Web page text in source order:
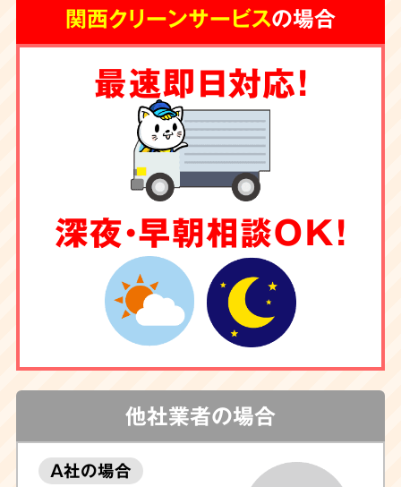
関西クリーンサービスの場合
最速即日対応！
深夜・早朝相談OK！
他社業者の場合
A社の場合